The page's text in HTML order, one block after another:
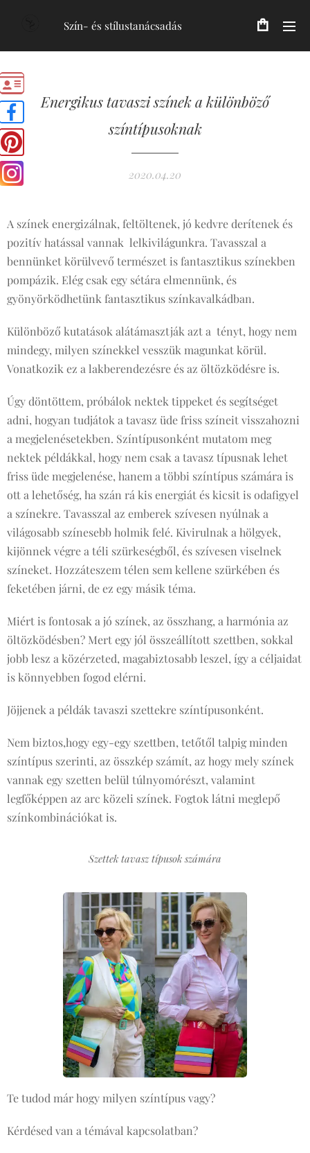
Szín- és stílustanácsadás
Energikus tavaszi színek a különböző
színtípusoknak
2020.04.20
A színek energizálnak, feltöltenek, jó kedvre derítenek és
pozitív hatással vannak lelkivilágunkra. Tavasszal a
bennünket körülvevő természet is fantasztikus színekben
pompázik. Elég csak egy sétára elmennünk, és
gyönyörködhetünk fantasztikus színkavalkádban.
Különböző kutatások alátámasztják azt a tényt, hogy nem
mindegy, milyen színekkel vesszük magunkat körül.
Vonatkozik ez a lakberendezésre és az öltözködésre is.
Úgy döntöttem, próbálok nektek tippeket és segítséget
adni, hogyan tudjátok a tavasz üde friss színeit visszahozni
a megjelenésetekben. Színtípusonként mutatom meg
nektek példákkal, hogy nem csak a tavasz típusnak lehet
friss üde megjelenése, hanem a többi színtípus számára is
ott a lehetőség, ha szán rá kis energiát és kicsit is odafigyel
a színekre. Tavasszal az emberek szívesen nyúlnak a
világosabb színesebb holmik felé. Kivirulnak a hölgyek,
kijönnek végre a téli szürkeségből, és szívesen viselnek
színeket. Hozzáteszem télen sem kellene szürkében és
feketében járni, de ez egy másik téma.
Miért is fontosak a jó színek, az összhang, a harmónia az
öltözködésben? Mert egy jól összeállított szettben, sokkal
jobb lesz a közérzeted, magabiztosabb leszel, így a céljaidat
is könnyebben fogod elérni.
Jöjjenek a példák tavaszi szettekre színtípusonként.
Nem biztos,hogy egy-egy szettben, tetőtől talpig minden
színtípus szerinti, az összkép számít, az hogy mely színek
vannak egy szetten belül túlnyomórészt, valamint
legfőképpen az arc közeli színek. Fogtok látni meglepő
színkombinációkat is.
Szettek tavasz típusok számára
Te tudod már hogy milyen színtípus vagy?
Kérdésed van a témával kapcsolatban?